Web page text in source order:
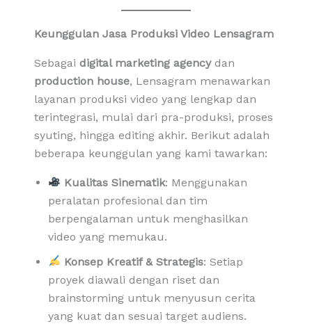
Keunggulan Jasa Produksi Video Lensagram
Sebagai digital marketing agencydan
production house, Lensagram menawarkan
layanan produksi video yang lengkap dan
terintegrasi, mulai dari pra-produksi, proses
syuting, hingga editing akhir. Berikut adalah
beberapa keunggulan yang kami tawarkan:
Kualitas Sinematik: Menggunakan
peralatan profesional dan tim
berpengalaman untuk menghasilkan
video yang memukau.
Konsep Kreatif & Strategis: Setiap
proyek diawali dengan riset dan
brainstorming untuk menyusun cerita
yang kuat dan sesuai target audiens.